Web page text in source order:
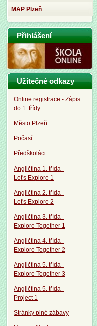
MAP Plzeň
Přihlášení
Užitečné odkazy
Online registrace - Zápis
do 1. třídy
Město Plzeň
Počasí
Předškoláci
Angličtina 1. třída -
Let's Explore 1
Angličtina 2. třída -
Let's Explore 2
Angličtina 3. třída -
Explore Together 1
Angličtina 4. třída -
Explore Together 2
Angličtina 5. třída -
Explore Together 3
Angličtina 5. třída -
Project 1
Stránky plné zábavy